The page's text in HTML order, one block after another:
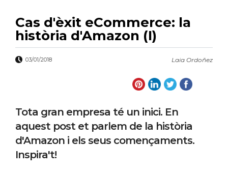
Cas d'èxit eCommerce: la
història d'Amazon (I)
Laia Ordoñez
03/01/2018
Tota gran empresa té un inici. En
aquest post et parlem de la història
d'Amazon i els seus començaments.
Inspira't!